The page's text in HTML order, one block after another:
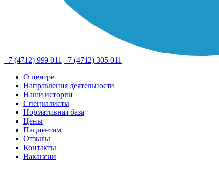
+7 (4712) 999 011 +7 (4712) 305-011
О центре
Направления деятельности
Наши истории
Специалисты
Нормативная база
Цены
Пациентам
Отзывы
Контакты
Вакансии